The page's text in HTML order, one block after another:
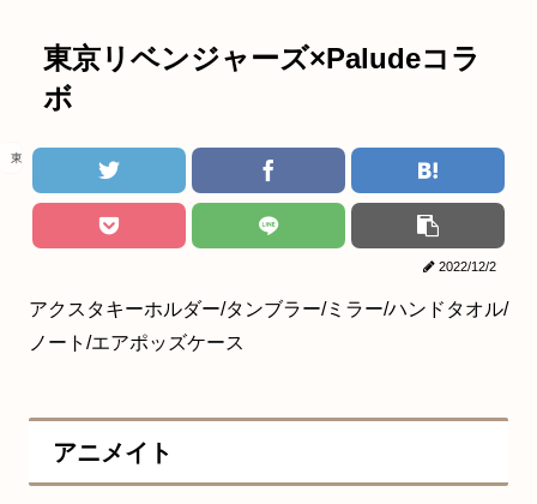
東京リベンジャーズ×Paludeコラ
ボ
東京リベンジャーズ
2022/12/2
アクスタキーホルダー/タンブラー/ミラー/ハンドタオル/
ノート/エアポッズケース
アニメイト